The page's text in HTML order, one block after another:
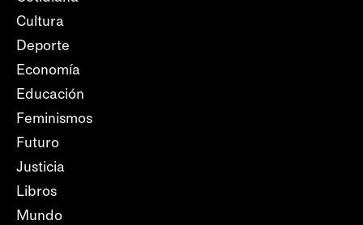
Cultura
Deporte
Economía
Educación
Feminismos
Futuro
Justicia
Libros
Mundo